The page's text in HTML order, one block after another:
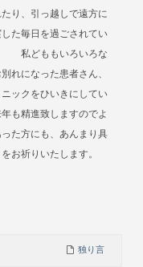
り、引っ越しで遠方に
た毎日を過ごされてい
私どももいろいろな
れになった患者さん、
ックをひいきにしてい
も精進致しますのでよ
た方にも、あんまり具
をお祈りいたします。
独り言